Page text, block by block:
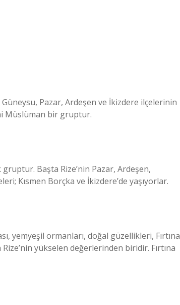
Güneysu, Pazar, Ardeşen ve İkizdere ilçelerinin
Müslüman bir gruptur.
Başta Rize’nin Pazar, Ardeşen,
Kısmen Borçka ve İkizdere’de yaşıyorlar.
yemyeşil ormanları, doğal güzellikleri, Fırtına
yükselen değerlerinden biridir. Fırtına